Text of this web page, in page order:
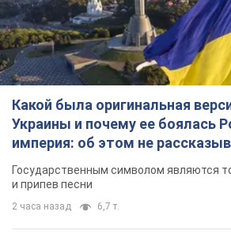
Какой была оригинальная
Украины и почему ее боялась
империя: об этом не
Государственным символом являются
и припев песни
2 часа назад 6,7 т.